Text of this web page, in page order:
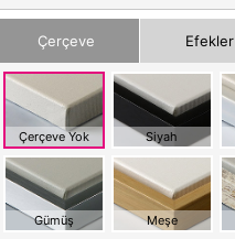
Çerçeve Efekler
Çerçeve Yok Siyah
Gümüş Meşe